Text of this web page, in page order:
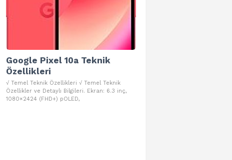
Google Pixel 10a Teknik
Özellikleri
√ Temel Teknik Özellikleri √ Temel Teknik
Özellikler ve Detaylı Bilgileri. Ekran: 6.3 inç,
1080×2424 (FHD+) pOLED,